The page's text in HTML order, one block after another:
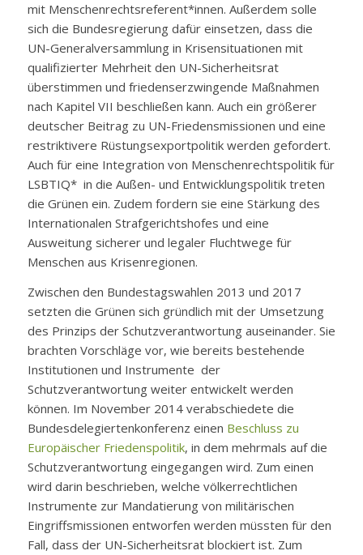
mit Menschenrechtsreferent*innen. Außerdem solle
sich die Bundesregierung dafür einsetzen, dass die
UN-Generalversammlung in Krisensituationen mit
qualifizierter Mehrheit den UN-Sicherheitsrat
überstimmen und friedenserzwingende Maßnahmen
nach Kapitel VII beschließen kann. Auch ein größerer
deutscher Beitrag zu UN-Friedensmissionen und eine
restriktivere Rüstungsexportpolitik werden gefordert.
Auch für eine Integration von Menschenrechtspolitik für
LSBTIQ* in die Außen- und Entwicklungspolitik treten
die Grünen ein. Zudem fordern sie eine Stärkung des
Internationalen Strafgerichtshofes und eine
Ausweitung sicherer und legaler Fluchtwege für
Menschen aus Krisenregionen.
Zwischen den Bundestagswahlen 2013 und 2017
setzten die Grünen sich gründlich mit der Umsetzung
des Prinzips der Schutzverantwortung auseinander. Sie
brachten Vorschläge vor, wie bereits bestehende
Institutionen und Instrumente der
Schutzverantwortung weiter entwickelt werden
können. Im November 2014 verabschiedete die
Bundesdelegiertenkonferenz einen Beschluss zu
Europäischer Friedenspolitik, in dem mehrmals auf die
Schutzverantwortung eingegangen wird. Zum einen
wird darin beschrieben, welche völkerrechtlichen
Instrumente zur Mandatierung von militärischen
Eingriffsmissionen entworfen werden müssten für den
Fall, dass der UN-Sicherheitsrat blockiert ist. Zum